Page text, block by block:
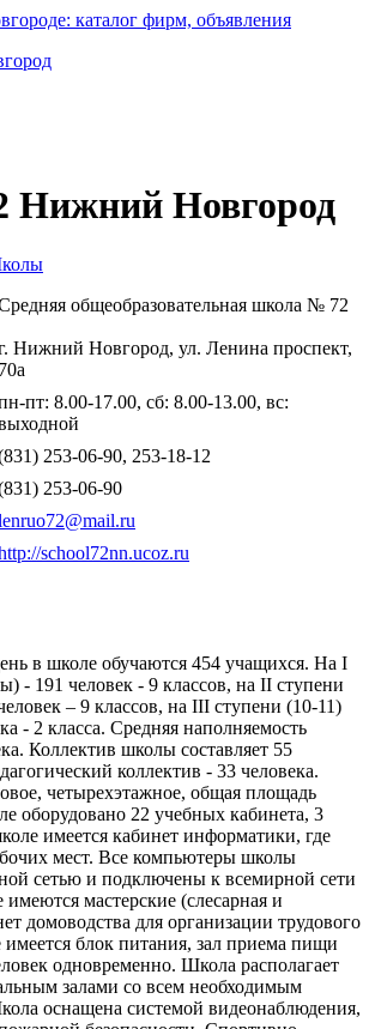
каталог фирм, объявления
Нижний Новгород
общеобразовательная школа № 72
Нижний Новгород, ул. Ленина проспект,
70а
пт: 8.00-17.00, сб: 8.00-13.00, вс:
253-06-90, 253-18-12
253-06-90
school72nn.ucoz.ru
в школе обучаются 454 учащихся. На I
- 191 человек - 9 классов, на II ступени
– 9 классов, на III ступени (10-11)
- 2 класса. Средняя наполняемость
Коллектив школы составляет 55
коллектив - 33 человека.
четырехэтажное, общая площадь
оборудовано 22 учебных кабинета, 3
имеется кабинет информатики, где
мест. Все компьютеры школы
сетью и подключены к всемирной сети
мастерские (слесарная и
домоводства для организации трудового
блок питания, зал приема пищи
одновременно. Школа располагает
залами со всем необходимым
оснащена системой видеонаблюдения,